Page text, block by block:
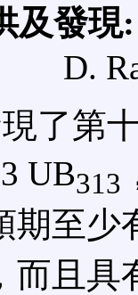
及發現:
D.
了第
UB313
期至少
而且具